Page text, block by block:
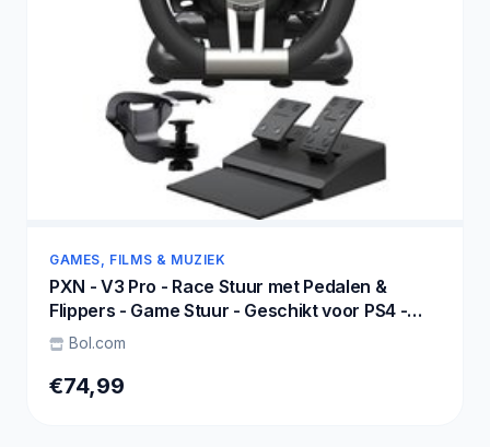
GAMES, FILMS & MUZIEK
PXN - V3 Pro - Race Stuur met Pedalen &
Flippers - Game Stuur - Geschikt voor PS4 -
Xbox One - PC - Xbox Series X|S - PS3 -
Nintendo Switch - Zwart
Bol.com
€74,99